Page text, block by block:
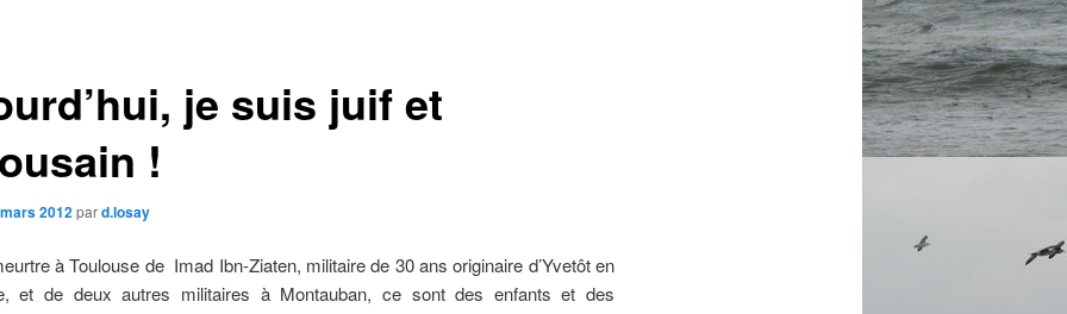
je suis juif et
!
2012pard.losay
à Toulouse de Imad Ibn-Ziaten, militaire de 30 ans originaire d’Yvetôt en
et de deux autres militaires à Montauban, ce sont des enfants et des